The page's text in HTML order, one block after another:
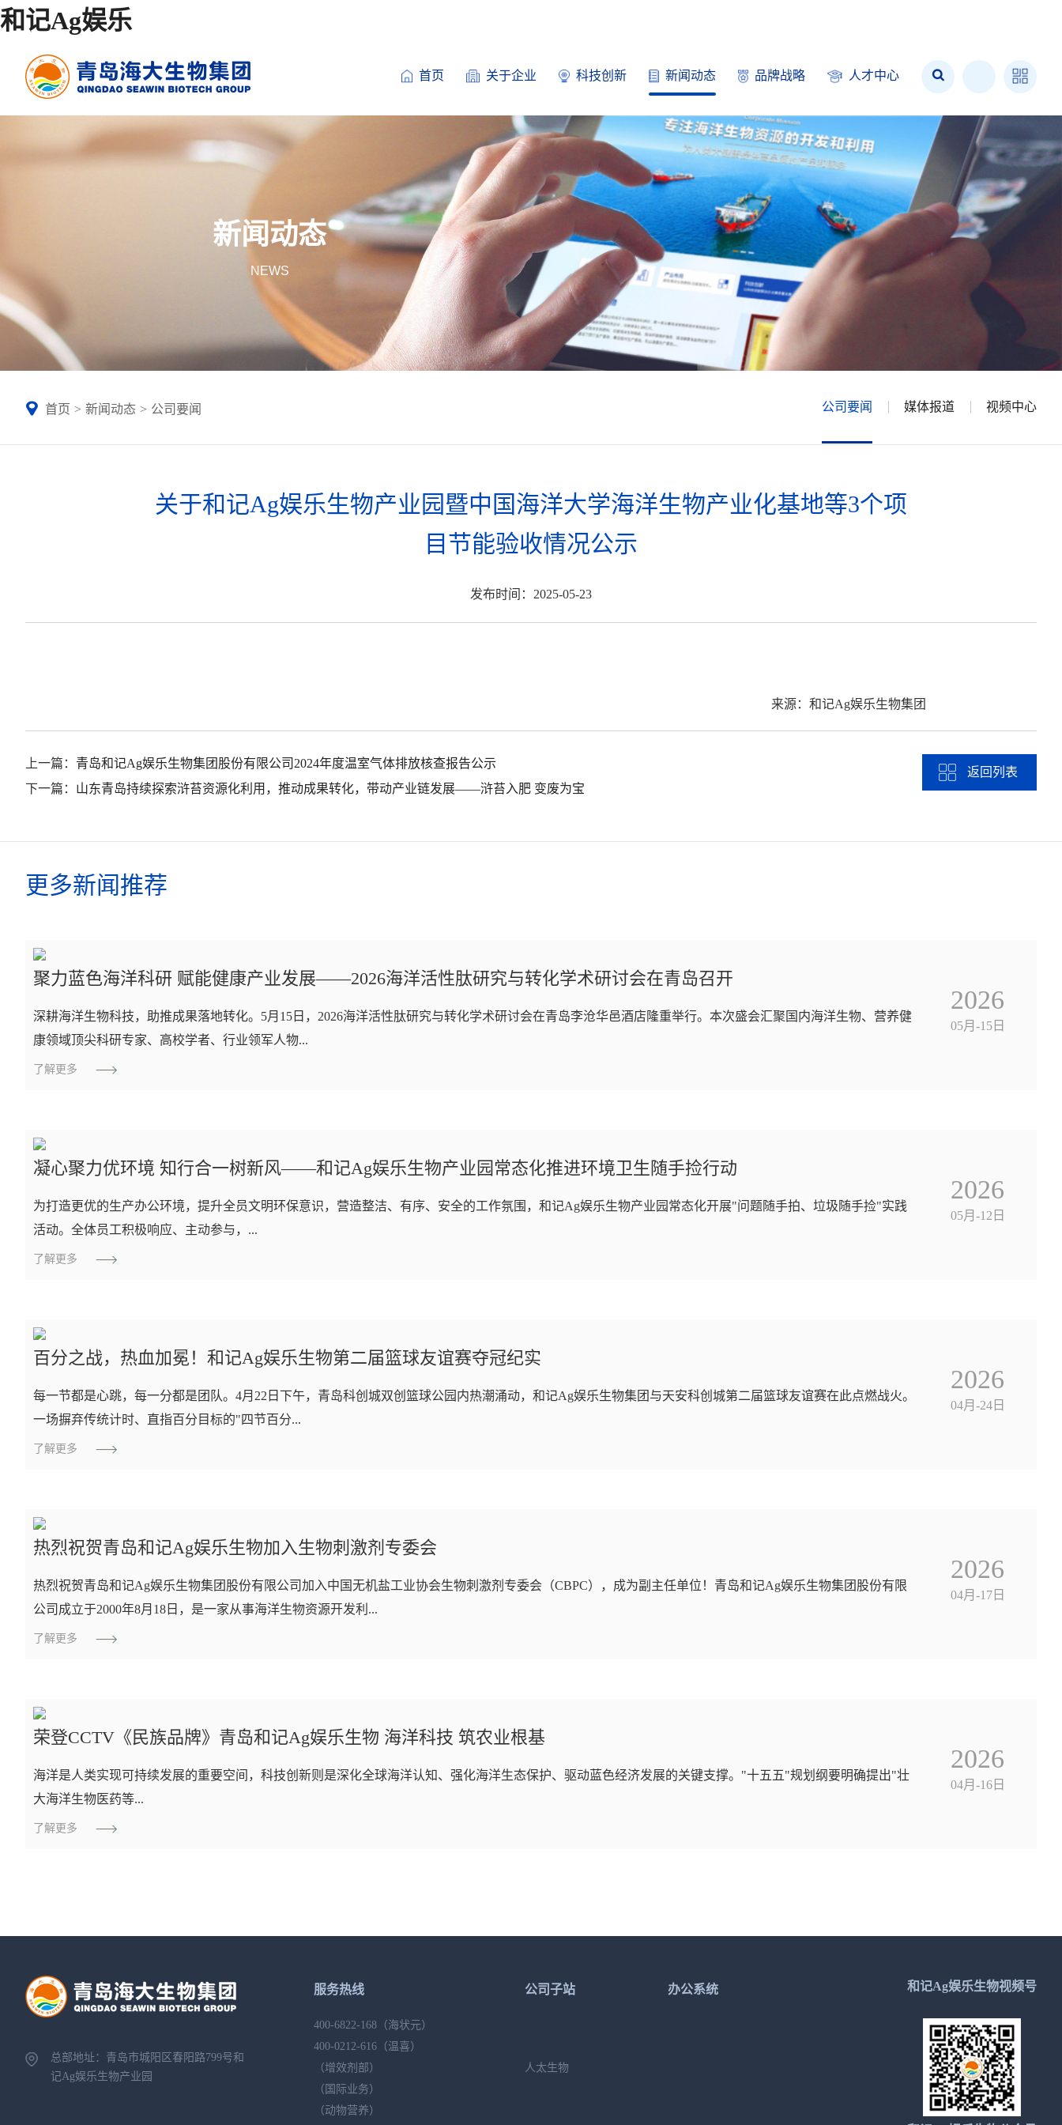
和记Ag娱乐
首页 关于企业 科技创新 新闻动态 品牌战略 人才中心
新闻动态
NEWS
首页 > 新闻动态 > 公司要闻 公司要闻 媒体报道 视频中心
关于和记Ag娱乐生物产业园暨中国海洋大学海洋生物产业化基地等3个项
目节能验收情况公示
发布时间：2025-05-23
来源：和记Ag娱乐生物集团
上一篇： 青岛和记Ag娱乐生物集团股份有限公司2024年度温室气体排放核查报告公示
下一篇： 山东青岛持续探索浒苔资源化利用，推动成果转化，带动产业链发展——浒苔入肥 变废为宝
返回列表
更多新闻推荐
聚力蓝色海洋科研 赋能健康产业发展——2026海洋活性肽研究与转化学术研讨会在青岛召开
深耕海洋生物科技，助推成果落地转化。5月15日，2026海洋活性肽研究与转化学术研讨会在青岛李沧华邑酒店隆重举行。本次盛会汇聚国内海洋生物、营养健
康领域顶尖科研专家、高校学者、行业领军人物...
了解更多
2026
05月-15日
凝心聚力优环境 知行合一树新风——和记Ag娱乐生物产业园常态化推进环境卫生随手捡行动
为打造更优的生产办公环境，提升全员文明环保意识，营造整洁、有序、安全的工作氛围，和记Ag娱乐生物产业园常态化开展"问题随手拍、垃圾随手捡"实践
活动。全体员工积极响应、主动参与，...
了解更多
2026
05月-12日
百分之战，热血加冕！和记Ag娱乐生物第二届篮球友谊赛夺冠纪实
每一节都是心跳，每一分都是团队。4月22日下午，青岛科创城双创篮球公园内热潮涌动，和记Ag娱乐生物集团与天安科创城第二届篮球友谊赛在此点燃战火。
一场摒弃传统计时、直指百分目标的"四节百分...
了解更多
2026
04月-24日
热烈祝贺青岛和记Ag娱乐生物加入生物刺激剂专委会
热烈祝贺青岛和记Ag娱乐生物集团股份有限公司加入中国无机盐工业协会生物刺激剂专委会（CBPC），成为副主任单位！青岛和记Ag娱乐生物集团股份有限
公司成立于2000年8月18日，是一家从事海洋生物资源开发利...
了解更多
2026
04月-17日
荣登CCTV《民族品牌》青岛和记Ag娱乐生物 海洋科技 筑农业根基
海洋是人类实现可持续发展的重要空间，科技创新则是深化全球海洋认知、强化海洋生态保护、驱动蓝色经济发展的关键支撑。"十五五"规划纲要明确提出"壮
大海洋生物医药等...
了解更多
2026
04月-16日
总部地址：青岛市城阳区春阳路799号和
记Ag娱乐生物产业园
服务热线
400-6822-168（海状元）
400-0212-616（温喜）
（增效剂部）
（国际业务）
（动物营养）
公司子站
人太生物
办公系统 和记Ag娱乐生物视频号